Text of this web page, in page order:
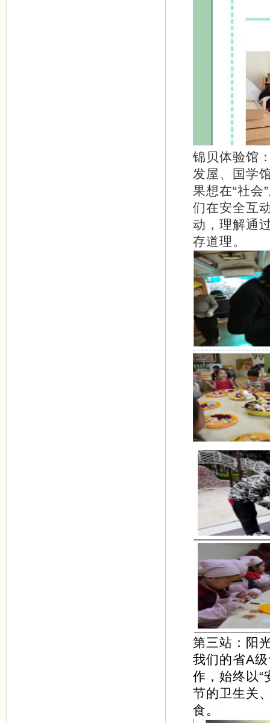
锦贝体验馆
发屋、国学
果想在“社会
们在安全互
动，理解通
存道理。
第三站：阳
我们的省A
作，始终以“
节的卫生关
食。